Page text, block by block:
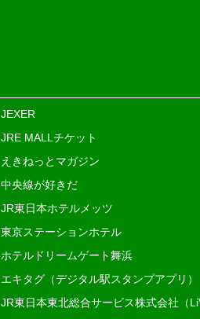
JEXER
JRE MALLチケット
えきねっとマガジン
中央線が好きだ
JR東日本ホテルメッツ
東京ステーションホテル
ホテルドリームゲート舞浜
エキタグ（デジタル駅スタンプアプリ）
JR東日本東北総合サービス株式会社（